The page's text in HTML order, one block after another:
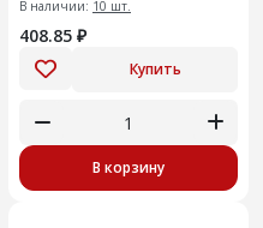
В наличии: 10 шт.
408.85 ₽
Купить
В корзину